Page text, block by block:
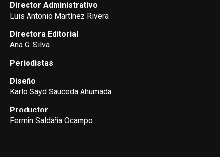
Director Administrativo
Luis Antonio Martínez Rivera
Directora Editorial
Ana G. Silva
Periodistas
Diseño
Karlo Sayd Sauceda Ahumada
Productor
Fermin Saldaña Ocampo